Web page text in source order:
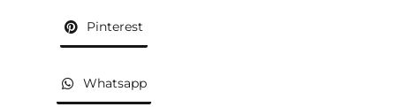
Pinterest
Whatsapp